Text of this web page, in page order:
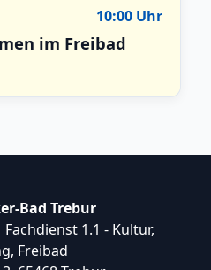
10:00 Uhr
im Freibad
Bad Trebur
1.1 - Kultur,
Freibad